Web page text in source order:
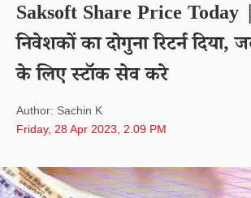
Saksoft Share Price
निवेशकों का दोगुना रिटर्न दिया,
के लिए स्टॉक सेव करे
Author: Sachin K
Friday, 28 Apr 2023, 2.09 PM